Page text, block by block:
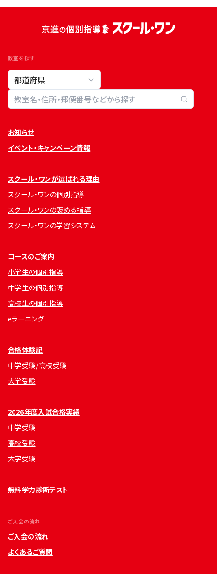
教室を探す
教室検索
お知らせ
イベント・キャンペーン情報
スクール・ワンが選ばれる理由
スクール・ワンの個別指導
スクール・ワンの褒める指導
スクール・ワンの学習システム
コースのご案内
小学生の個別指導
中学生の個別指導
高校生の個別指導
eラーニング
合格体験記
中学受験/高校受験
大学受験
2026年度入試合格実績
中学受験
高校受験
大学受験
無料学力診断テスト
ご入会の流れ
ご入会の流れ
よくあるご質問